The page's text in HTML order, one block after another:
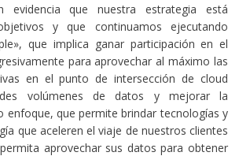
evidencia que nuestra estrategia está
y que continuamos ejecutando
que implica ganar participación en el
para aprovechar al máximo las
en el punto de intersección de cloud
volúmenes de datos y mejorar la
enfoque, que permite brindar tecnologías y
que aceleren el viaje de nuestros clientes
aprovechar sus datos para obtener